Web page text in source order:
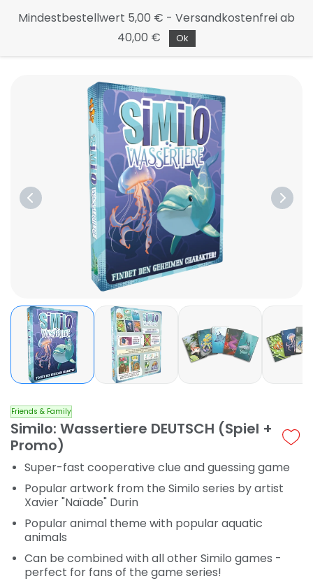
to the
Friends & Family
Similo: Wassertiere DEUTSCH (Spiel +
Promo)
Super-fast cooperative clue and guessing game
Popular artwork from the Similo series by artist
Xavier "Naïade" Durin
Popular animal theme with popular aquatic
animals
Can be combined with all other Similo games -
perfect for fans of the game series!
Mindestbestellwert 5,00 € - Versandkostenfrei ab
40,00 €
Ok